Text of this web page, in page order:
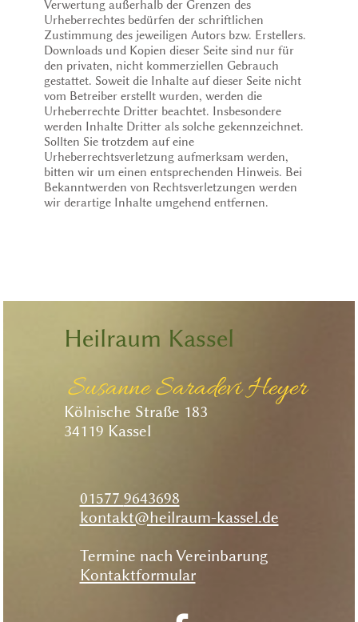
Verwertung außerhalb der Grenzen des
Urheberrechtes bedürfen der schriftlichen
Zustimmung des jeweiligen Autors bzw. Erstellers.
Downloads und Kopien dieser Seite sind nur für
den privaten, nicht kommerziellen Gebrauch
gestattet. Soweit die Inhalte auf dieser Seite nicht
vom Betreiber erstellt wurden, werden die
Urheberrechte Dritter beachtet. Insbesondere
werden Inhalte Dritter als solche gekennzeichnet.
Sollten Sie trotzdem auf eine
Urheberrechtsverletzung aufmerksam werden,
bitten wir um einen entsprechenden Hinweis. Bei
Bekanntwerden von Rechtsverletzungen werden
wir derartige Inhalte umgehend entfernen.
Heilraum Kassel
Susanne Saradevi Heyer
Kölnische Straße 183
34119 Kassel
01577 9643698
kontakt@heilraum-kassel.de
Termine nach Vereinbarung
Kontaktformular